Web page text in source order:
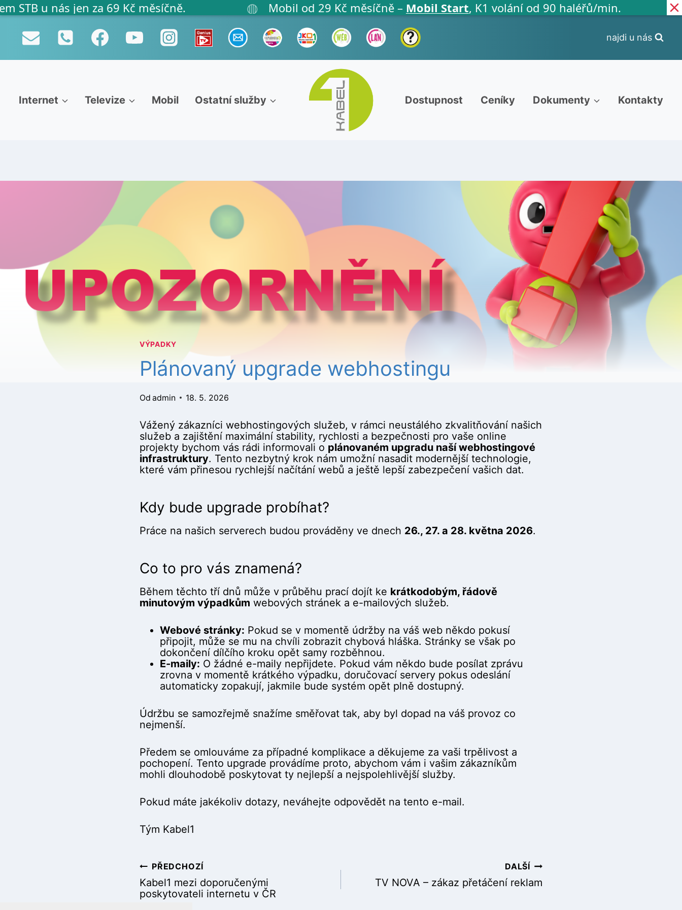
u nás jen za 69 Kč měsíčně. Mobil od 29 Kč měsíčně –Mobil Start, K1 volání od 90 haléřů/min.
najdi u nás
Internet Televize Mobil Ostatní služby Dostupnost Ceníky Dokumenty Kontakty
VÝPADKY
Plánovaný upgrade webhostingu
Od admin 18. 5. 2026
Vážený zákazníci webhostingových služeb, v rámci neustálého zkvalitňování našich
služeb a zajištění maximální stability, rychlosti a bezpečnosti pro vaše online
projekty bychom vás rádi informovali o plánovaném upgradu naší webhostingové
infrastruktury. Tento nezbytný krok nám umožní nasadit modernější technologie,
které vám přinesou rychlejší načítání webů a ještě lepší zabezpečení vašich dat.
Kdy bude upgrade probíhat?
Práce na našich serverech budou prováděny ve dnech 26., 27. a 28. května 2026.
Co to pro vás znamená?
Během těchto tří dnů může v průběhu prací dojít ke krátkodobým, řádově
minutovým výpadkům webových stránek a e-mailových služeb.
Webové stránky: Pokud se v momentě údržby na váš web někdo pokusí
připojit, může se mu na chvíli zobrazit chybová hláška. Stránky se však po
dokončení dílčího kroku opět samy rozběhnou.
E-maily: O žádné e-maily nepřijdete. Pokud vám někdo bude posílat zprávu
zrovna v momentě krátkého výpadku, doručovací servery pokus odeslání
automaticky zopakují, jakmile bude systém opět plně dostupný.
Údržbu se samozřejmě snažíme směřovat tak, aby byl dopad na váš provoz co
nejmenší.
Předem se omlouváme za případné komplikace a děkujeme za vaši trpělivost a
pochopení. Tento upgrade provádíme proto, abychom vám i vašim zákazníkům
mohli dlouhodobě poskytovat ty nejlepší a nejspolehlivější služby.
Pokud máte jakékoliv dotazy, neváhejte odpovědět na tento e-mail.
Tým Kabel1
NPŘEDCHOZÍ
Kabel1 mezi doporučenými
poskytovateli internetu v ČR
DALŠÍ
TV NOVA – zákaz přetáčení reklam